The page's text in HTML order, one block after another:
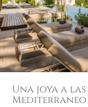
Una joya a
Mediterraneo